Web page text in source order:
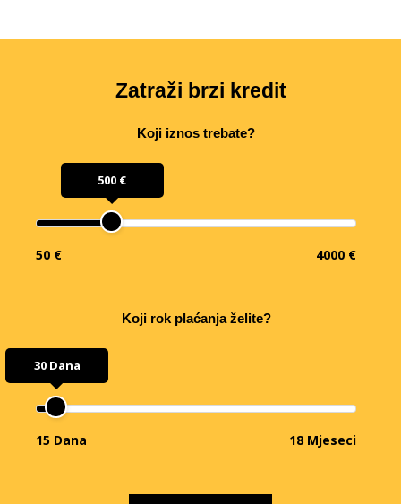
Zatraži brzi kredit
Koji iznos trebate?
500 €
50 € 4000 €
Koji rok plaćanja želite?
30 Dana
15 Dana 18 Mjeseci